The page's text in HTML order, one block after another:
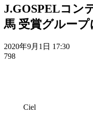
J.GOSPELコン
馬 受賞グルー
2020年9月1日 17:30
798
Ciel